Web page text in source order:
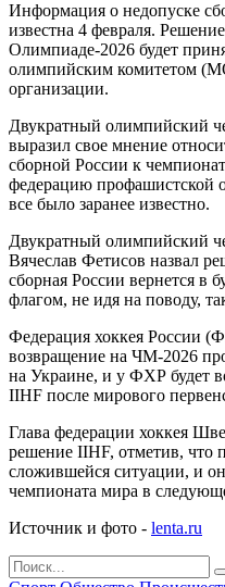
Информация о недопуске
известна 4 февраля.
Олимпиаде-2026 будет
олимпийским комитетом
организации.
Двукратный олимпийский
выразил свое мнение
сборной России к
федерацию профашистской
все было заранее известно.
Двукратный олимпийский
Вячеслав Фетисов назвал
сборная России вернется в
флагом, не идя на поводу,
Федерация хоккея России
возвращение на ЧМ-2026
на Украине, и у ФХР будет
IIHF после мирового
Глава федерации хоккея
решение IIHF, отметив, что
сложившейся ситуации, и
чемпионата мира в
Источник и фото - lenta.ru